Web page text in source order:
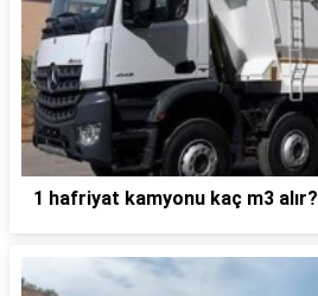
1 hafriyat kamyonu kaç m3 alır?